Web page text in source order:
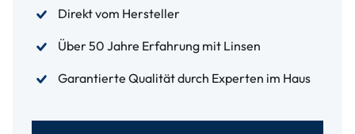
Direkt vom Hersteller
Über 50 Jahre Erfahrung mit Linsen
Garantierte Qualität durch Experten im Haus